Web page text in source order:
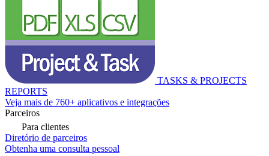
TASKS & PROJECTS
REPORTS
Veja mais de 760+ aplicativos e integrações
Parceiros
Para clientes
Diretório de parceiros
Obtenha uma consulta pessoal